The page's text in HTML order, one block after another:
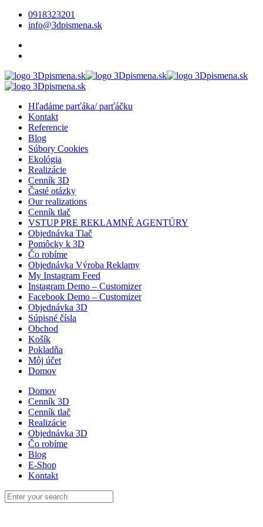
0918323201
info@3dpismena.sk
Hľadáme parťáka/ parťáčku
Kontakt
Referencie
Blog
Súbory Cookies
Ekológia
Realizácie
Cenník 3D
Časté otázky
Our realizations
Cenník tlač
VSTUP PRE REKLAMNÉ AGENTÚRY
Objednávka Tlač
Pomôcky k 3D
Čo robíme
Objednávka Výroba Reklamy
My Instagram Feed
Instagram Demo – Customizer
Facebook Demo – Customizer
Objednávka 3D
Súpisné čísla
Obchod
Košík
Pokladňa
Môj účet
Domov
Domov
Cenník 3D
Cenník tlač
Realizácie
Objednávka 3D
Čo robíme
Blog
E-Shop
Kontakt